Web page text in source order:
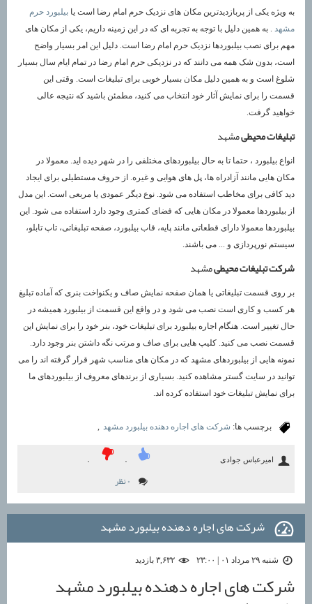
به ویژه یکی از پربازدیدترین مکان های نزدیک حرم امام رضا است یا بیلبورد حرم
مشهد . به همین دلیل با توجه به تجربه ای که در این زمینه داریم، یکی از مکان های
مهم برای نصب بیلبوردها نزدیک حرم امام رضا است. دلیل این امر بسیار واضح
است، بدون شک همه می دانند که در نزدیکی حرم امام رضا در تمام ایام سال بسیار
شلوغ است و به همین دلیل مکان بسیار خوبی برای تبلیغات است. وقتی این
قسمت را برای نمایش آثار خود انتخاب می کنید، مطمئن باشید که نتیجه عالی
خواهید گرفت.
تبلیغات محیطیمشهد
انواع بیلبورد ، حتما تا به حال بیلبوردهای مختلفی را در شهر دیده اید. معمولا در
مکان هایی مانند آزادراه ها، پل های هوایی و غیره. از حروف مستطیلی برای ایجاد
دید کافی برای مخاطب استفاده می شود. نوع دیگر عمودی یا مربعی است. این مدل
از بیلبوردها معمولا در مکان هایی که فضای کمتری وجود دارد استفاده می شود. این
بیلبوردها معمولا دارای قطعاتی مانند پایه، قاب بیلبورد، صفحه تبلیغاتی، تاپ تابلو،
سیستم نورپردازی و ... می باشند.
شرکت تبلیغات محیطیمشهد
بر روی قسمت تبلیغاتی یا همان صفحه نمایش صاف و یکنواخت بنری که آماده تبلیغ
هر کسب و کاری است نصب می شود و در واقع این قسمت از بیلبورد همیشه در
حال تغییر است. هنگام اجاره بیلبورد برای تبلیغات خود، بنر خود را برای نمایش این
قسمت نصب می کنید. کلیپ هایی برای صاف و مرتب نگه داشتن بنر وجود دارد.
نمونه هایی از بیلبوردهای مشهد که در مکان های مناسب شهر قرار گرفته اند را می
توانید در سایت گستر مشاهده کنید. بسیاری از برندهای معروف از بیلبوردهای ما
برای نمایش تبلیغات خود استفاده کرده اند.
برچسب ها: شرکت های اجاره دهنده بیلبورد مشهد ,
امیرعباس جوادی ۰ ۰
۰ نظر
شرکت های اجاره دهنده بیلبورد مشهد
شنبه ۲۹ مرداد ۰۱ | ۲۳:۰۰
شرکت های اجاره دهنده بیلبورد مشهد